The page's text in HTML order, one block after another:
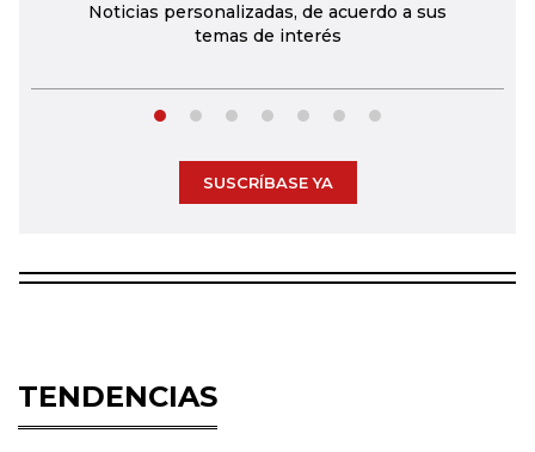
Noticias personalizadas, de acuerdo a sus
temas de interés
SUSCRÍBASE YA
TENDENCIAS